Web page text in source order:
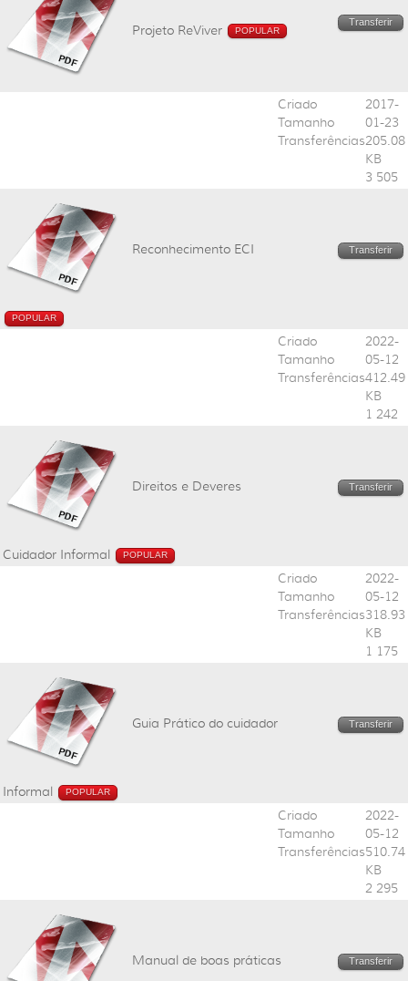
Projeto ReViver POPULAR
Transferir
Criado
Tamanho
Transferências
2017-
01-23
205.08
KB
3 505
Reconhecimento ECI
POPULAR
Transferir
Criado
Tamanho
Transferências
2022-
05-12
412.49
KB
1 242
Direitos e Deveres
Cuidador Informal POPULAR
Transferir
Criado
Tamanho
Transferências
2022-
05-12
318.93
KB
1 175
Guia Prático do cuidador
Informal POPULAR
Transferir
Criado
Tamanho
Transferências
2022-
05-12
510.74
KB
2 295
Manual de boas práticas Transferir